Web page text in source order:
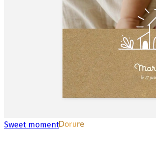
Sweet moment